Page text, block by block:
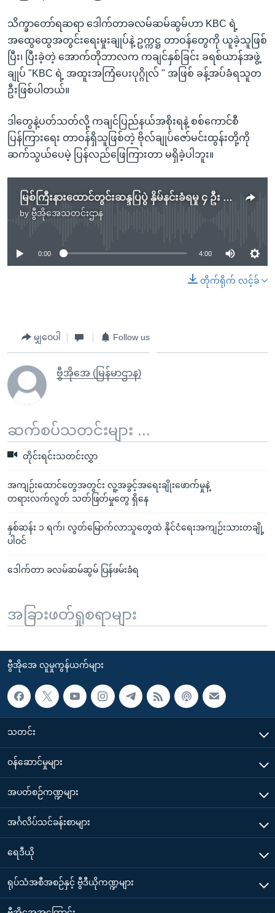
သိက္ခာတော်ရဆရာ ဒေါက်တာခလမ်ဆမ်ဆွမ်ဟာ KBC ရဲ့
အထွေထွေအတွင်းရေးမှုးချုပ်နဲ့ ဥက္ကဋ္ဌ တာဝန်တွေကို ယူခဲ့သူဖြစ်
ပြီး၊ ပြီးခဲ့တဲ့ အောက်တိုဘာလက ကချင်နှစ်ခြင်း ခရစ်ယာန်အဖွဲ့
ချုပ် "KBC ရဲ့ အထူးအကြံပေးပုဂ္ဂိုလ် " အဖြစ် ခန့်အပ်ခံရသူတ
ဦးဖြစ်ပါတယ်။
ဒါတွေနဲ့ပတ်သတ်လို့ ကချင်ပြည်နယ်အစိုးရနဲ့ စစ်ကောင်စီ
ပြန်ကြားရေး တာဝန်ရှိသူဖြစ်တဲ့ ဗိုလ်ချုပ်ဇော်မင်းထွန်းတို့ကို
ဆက်သွယ်ပေမဲ့ ပြန်လည်ဖြေကြားတာ မရှိခဲ့ပါဘူး။
မြစ်ကြီးနားထောင်တွင်းဆန္ဒပြပွဲ နှိမ်နင်းခံရမှု ၄ ဦး သေဆုံး
by ဗွီအိုအေသတင်းဌာန
No media source currently available
0:00 4:00
တိုက်ရိုက် လင့်ခ်
မျှဝေပါ Follow us
ဗွီအိုအေ (မြန်မာဌာန)
ဆက်စပ်သတင်းများ ...
တိုင်းရင်းသတင်းလွှာ
အကျဉ်းထောင်တွေအတွင်း လူ့အခွင့်အရေးချိုးဖောက်မှုနဲ့
တရားလက်လွတ် သတ်ဖြတ်မှုတွေ ရှိနေ
နှစ်ဆန်း ၁ ရက်၊ လွတ်မြောက်လာသူတွေထဲ နိုင်ငံရေးအကျဉ်းသားတချို့
ပါဝင်
ဒေါက်တာ ခလမ်ဆမ်ဆွမ် ပြန်ဖမ်းခံရ
အခြားဖတ်ရှုစရာများ
ဗွီအိုအေ လူမှုကွန်ယက်များ
သတင်း
၀န်ဆောင်မှုများ
အပတ်စဉ်ကဏ္ဍများ
အင်္ဂလိပ်သင်ခန်းစာများ
ရေဒီယို
ရုပ်သံအစီအစဉ်နှင့် ဗွီဒီယိုကဏ္ဍများ